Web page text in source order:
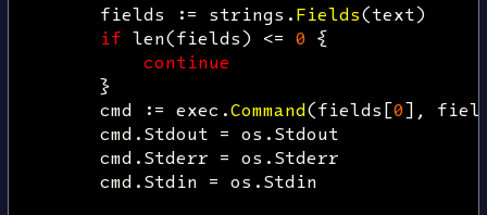
fields
:= strings .Fields(text)
if len(fields) <= 0 {
continue
}
cmd
:= exec .Command(fields[0],
cmd .Stdout = os .Stdout
cmd .Stderr = os .Stderr
cmd .Stdin = os .Stdin